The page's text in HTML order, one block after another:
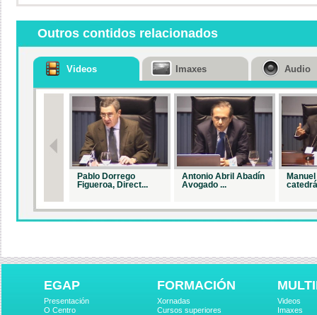
Outros contidos relacionados
Videos
Pablo Dorrego
Figueroa, Direct...
Antonio Abril Abadín
Avogado ...
Imaxes Audio
EGAP
Presentación
O Centro
FORMACIÓN
Xornadas
Cursos superiores
Videos
Imaxes